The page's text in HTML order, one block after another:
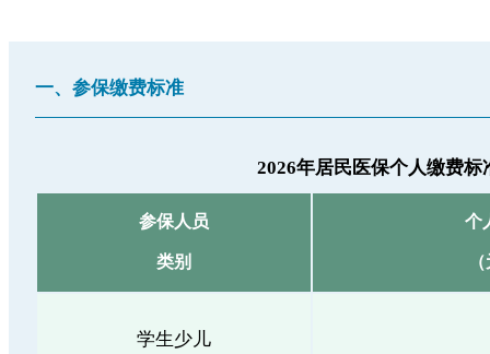
一、参保缴费标准
2026年居民医保个人缴费标
参保人员
类别
个
学生少儿